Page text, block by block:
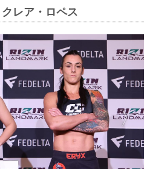
レア・ロペス